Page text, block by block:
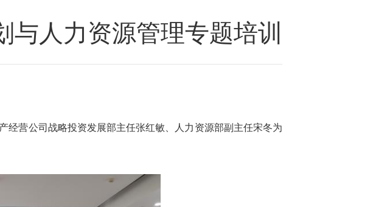
人力资源管理专题培训
营公司战略投资发展部主任张红敏、人力资源部副主任宋冬为